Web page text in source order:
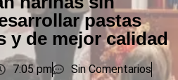
pastas
y de mejor calidad
7:05 pm
Sin Comentarios